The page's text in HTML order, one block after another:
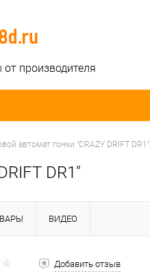
производителя
автомат гонки "CRAZY DRIFT DR1"
DR1"
ВИДЕО
Добавить отзыв